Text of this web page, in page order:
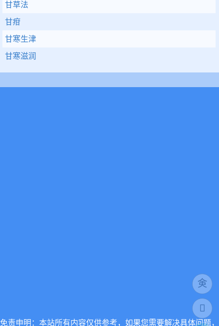
甘草法
甘疳
甘寒生津
甘寒滋润
免责申明：本站所有内容仅供参考，如果您需要解决具体问题，